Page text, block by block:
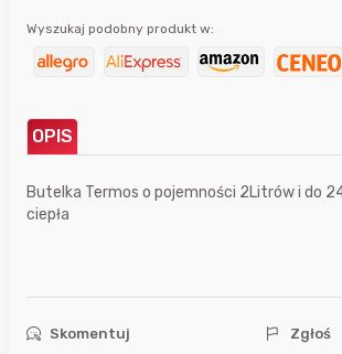
Wyszukaj podobny produkt w:
OPIS
Butelka Termos o pojemności 2Litrów i do
ciepła
Skomentuj Zgłoś